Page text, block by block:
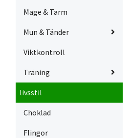
Mage & Tarm
Mun & Tänder
Viktkontroll
Träning
livsstil
Choklad
Flingor